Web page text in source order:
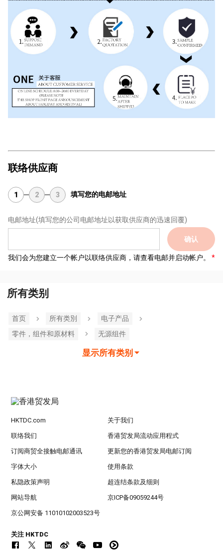
联络供应商
1 2 3 填写您的电邮地址
电邮地址(填写您的公司电邮地址以获取供应商的迅速回覆)
确认
我们会为您建立一个帐户以联络供应商，请查看电邮并启动帐户。
所有类别
首页 所有类別
电子产品
零件，组件和原材料
无源组件
显示所有类别
HKTDC.com 关于我们
联络我们 香港贸发局流动应用程式
订阅商贸全接触电邮通讯 更新您的香港贸发局电邮订阅
字体大小 使用条款
私隐政策声明 超连结条款及细则
网站导航 京ICP备09059244号
京公网安备 11010102003523号
关注 HKTDC